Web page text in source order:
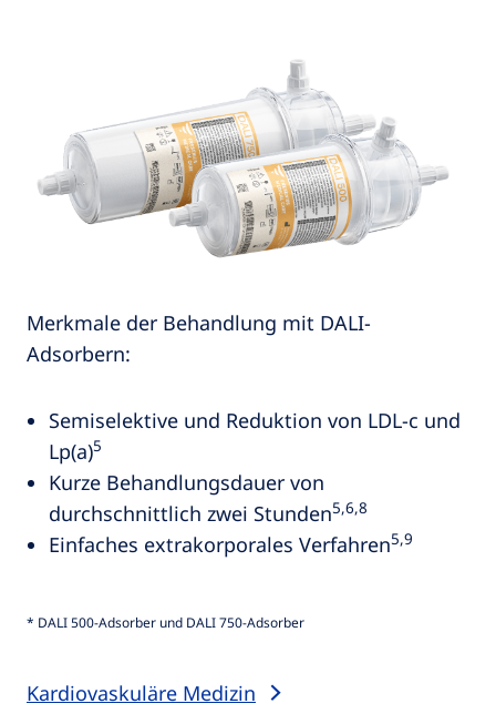
Merkmale der Behandlung mit DALI-
Adsorbern:
Semiselektive und Reduktion von LDL-c und
Lp(a)5
Kurze Behandlungsdauer von
durchschnittlich zwei Stunden5,6,8
Einfaches extrakorporales Verfahren5,9
* DALI 500-Adsorber und DALI 750-Adsorber
Kardiovaskuläre Medizin